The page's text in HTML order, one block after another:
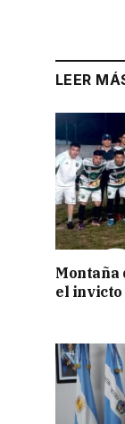
LEER
Montaña
el invicto